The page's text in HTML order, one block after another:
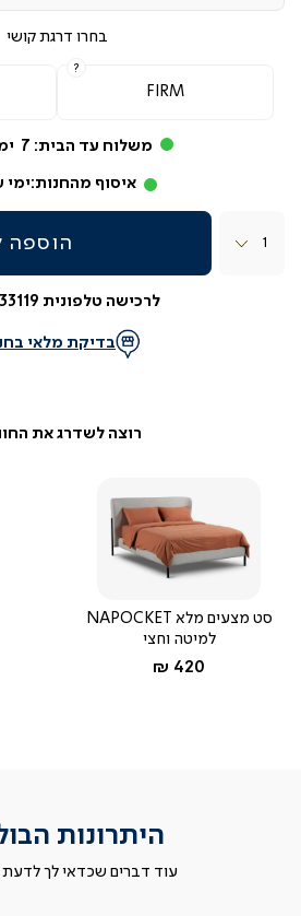
דרגת קושי
FIRM
משלוח עד הבית: 7
איסוף מהחנות:ימי
הוספה
לרכישה טלפונית 03-9533119
בדיקת מלאי
סט מצעים מלא NAPOCKET
למיטה וחצי
החל מ-
420 ₪
היתרונות
עוד דברים שכדאי לך